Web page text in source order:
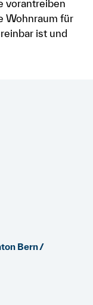
vorantreiben
Wohnraum für
ist und
Bern /